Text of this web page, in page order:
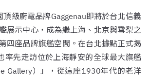
級廚電品牌Gaggenau即將於台北信義
展示中心，成為繼上海、北京與雪梨之
四座品牌旗艦空間。在台北據點正式揭
率先走訪位於上海靜安的全球最大旗艦
Gallery）」，從這座1930年代的老洋